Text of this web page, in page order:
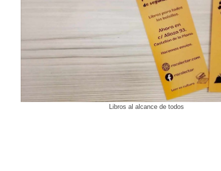
Libros al alcance de todos